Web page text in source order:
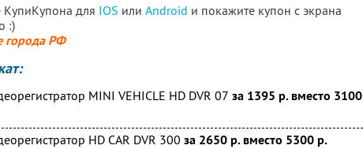
для IOS или Android и покажите купон с экрана
:)
города РФ
MINI VEHICLE HD DVR 07 за 1395 р. вместо 3100
HD CAR DVR 300 за 2650 р. вместо 5300 р.